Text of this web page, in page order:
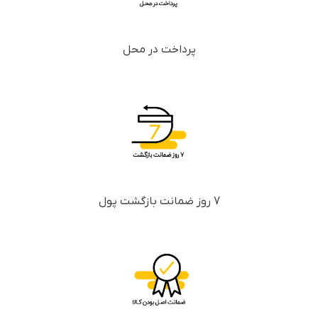
پرداخت در محل
7 روز ضمانت بازگشت پول